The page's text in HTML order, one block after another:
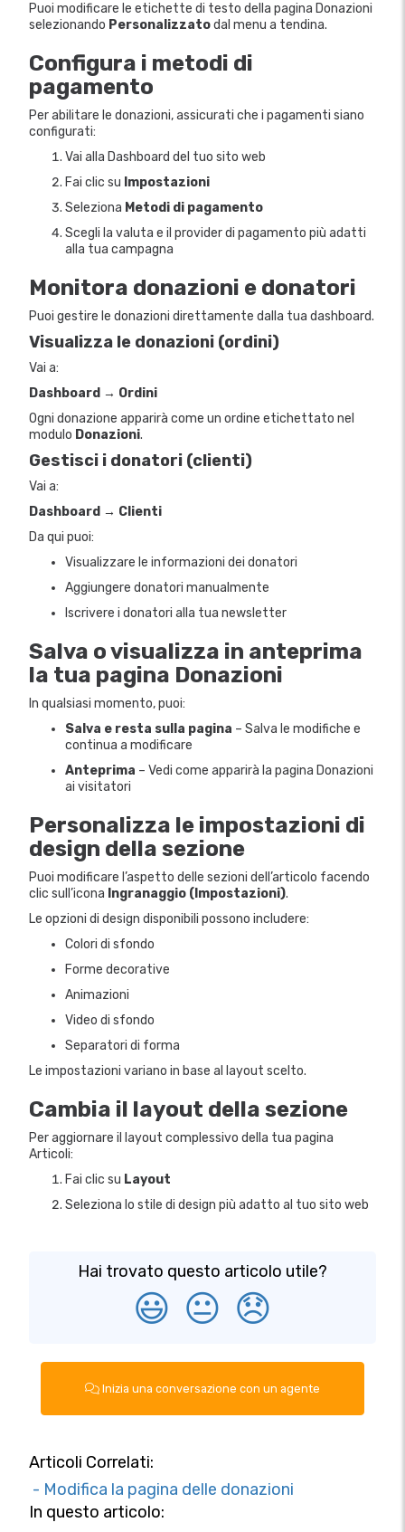
Puoi modificare le etichette di testo della pagina Donazioni
selezionando Personalizzatodal menu a tendina.
Configura i metodi di
pagamento
Per abilitare le donazioni, assicurati che i pagamenti siano
configurati:
Vai alla Dashboard del tuo sito web
Fai clic su Impostazioni
Seleziona Metodi di pagamento
Scegli la valuta e il provider di pagamento più adatti
alla tua campagna
Monitora donazioni e donatori
Puoi gestire le donazioni direttamente dalla tua dashboard.
Visualizza le donazioni (ordini)
Vai a:
Dashboard → Ordini
Ogni donazione apparirà come un ordine etichettato nel
modulo Donazioni.
Gestisci i donatori (clienti)
Vai a:
Dashboard → Clienti
Da qui puoi:
Visualizzare le informazioni dei donatori
Aggiungere donatori manualmente
Iscrivere i donatori alla tua newsletter
Salva o visualizza in anteprima
la tua pagina Donazioni
In qualsiasi momento, puoi:
Salva e resta sulla pagina – Salva le modifiche e
continua a modificare
Anteprima – Vedi come apparirà la pagina Donazioni
ai visitatori
Personalizza le impostazioni di
design della sezione
Puoi modificare l’aspetto delle sezioni dell’articolo facendo
clic sull’icona Ingranaggio (Impostazioni).
Le opzioni di design disponibili possono includere:
Colori di sfondo
Forme decorative
Animazioni
Video di sfondo
Separatori di forma
Le impostazioni variano in base al layout scelto.
Cambia il layout della sezione
Per aggiornare il layout complessivo della tua pagina
Articoli:
Fai clic su Layout
Seleziona lo stile di design più adatto al tuo sito web
Hai trovato questo articolo utile?
😃 😐 😞
Inizia una conversazione con un agente
Articoli Correlati:
- Modifica la pagina delle donazioni
In questo articolo: